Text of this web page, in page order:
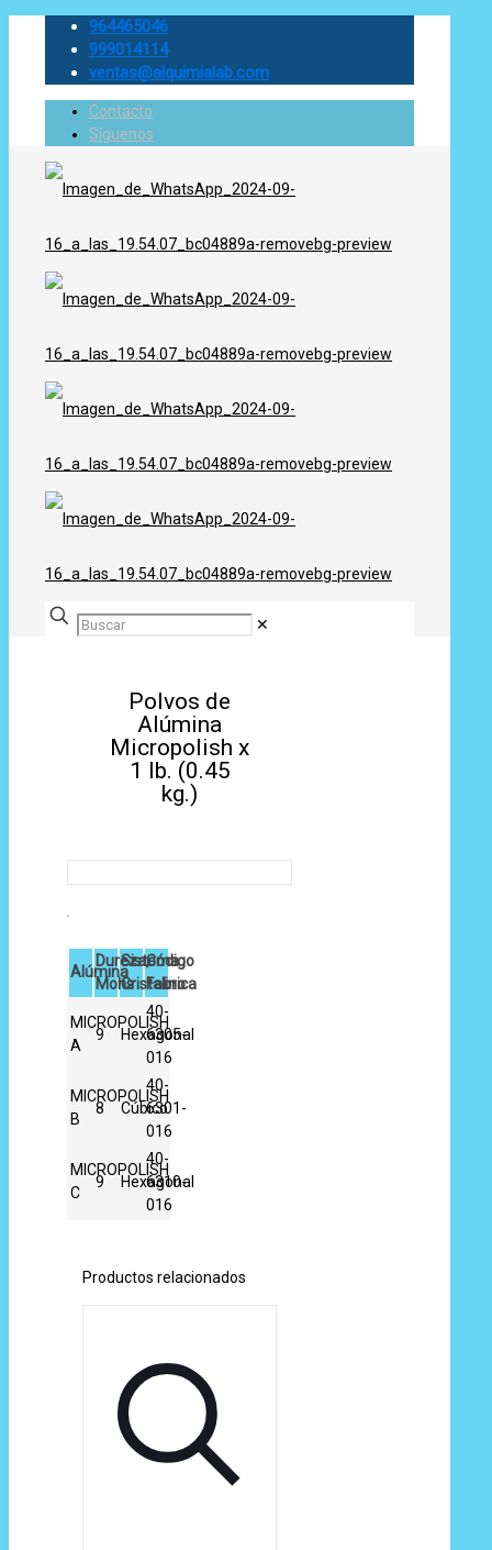
964465046
999014114
ventas@alquimialab.com
Contacto
Síguenos
✕
Polvos de
Alúmina
Micropolish x
1 lb. (0.45
kg.)
Alúmina
Dureza,
Mohs
Sistema
Cristalino
Código
Fabrica
MICROPOLISH
A
9 Hexagonal
40-
6305-
016
MICROPOLISH
B
8 Cúbico
40-
6301-
016
MICROPOLISH
C
9 Hexagonal
40-
6310-
016
Productos relacionados